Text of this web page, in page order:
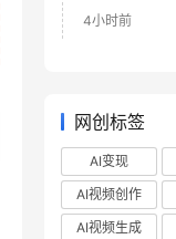
4小时前
网创标签
AI变现
AI视频创作
AI视频生成